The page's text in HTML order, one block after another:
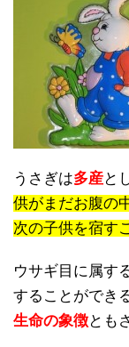
うさぎは多産と
供がまだお腹の
次の子供を宿す
ウサギ目に属す
することができ
生命の象徴とも